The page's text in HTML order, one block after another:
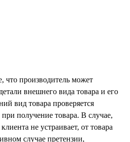
производитель может
внешнего вида товара и его
вид товара проверяется
получение товара. В случае,
не устраивает, от товара
случае претензии,